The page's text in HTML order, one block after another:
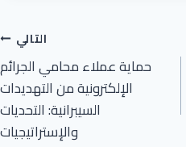
التالي
حماية عملاء محامي الجرائم
الإلكترونية من التهديدات
السيبرانية: التحديات
والإستراتيجيات